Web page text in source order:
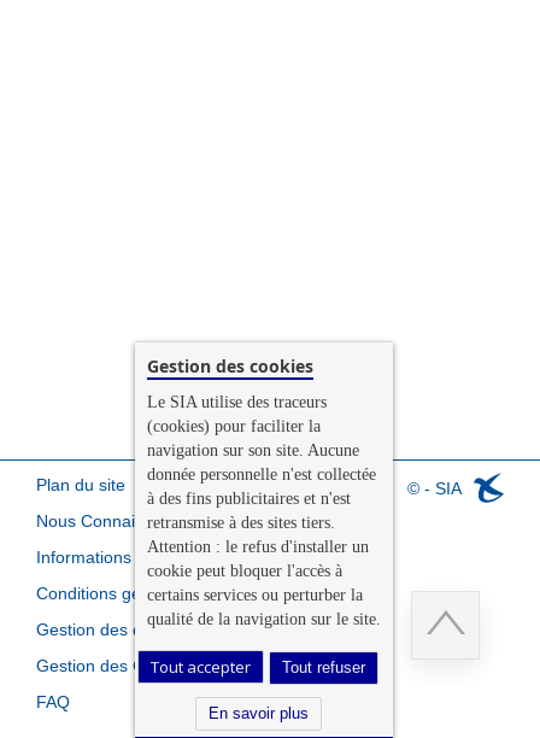
© - SIA
Plan du site
Nous Connaitre
Informations légales
Conditions générales de vente
Gestion des données personnelles
Gestion des Cookies
FAQ
Gestion des cookies
Le SIA utilise des traceurs
(cookies) pour faciliter la
navigation sur son site. Aucune
donnée personnelle n'est collectée
à des fins publicitaires et n'est
retransmise à des sites tiers.
Attention : le refus d'installer un
cookie peut bloquer l'accès à
certains services ou perturber la
qualité de la navigation sur le site.
Tout accepter Tout refuser
En savoir plus